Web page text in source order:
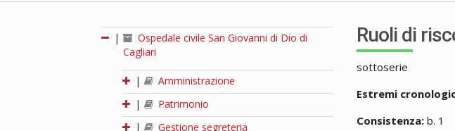
|
Ospedale civile San Giovanni di Dio di
Cagliari
|
Amministrazione
|
Patrimonio
|
Gestione segreteria
Ruoli di
sottoserie
Estremi
Consistenza: b. 1